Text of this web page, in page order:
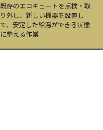
既存のエコキュートを点検・取
り外し、新しい機器を設置し
て、安定した給湯ができる状態
に整える作業